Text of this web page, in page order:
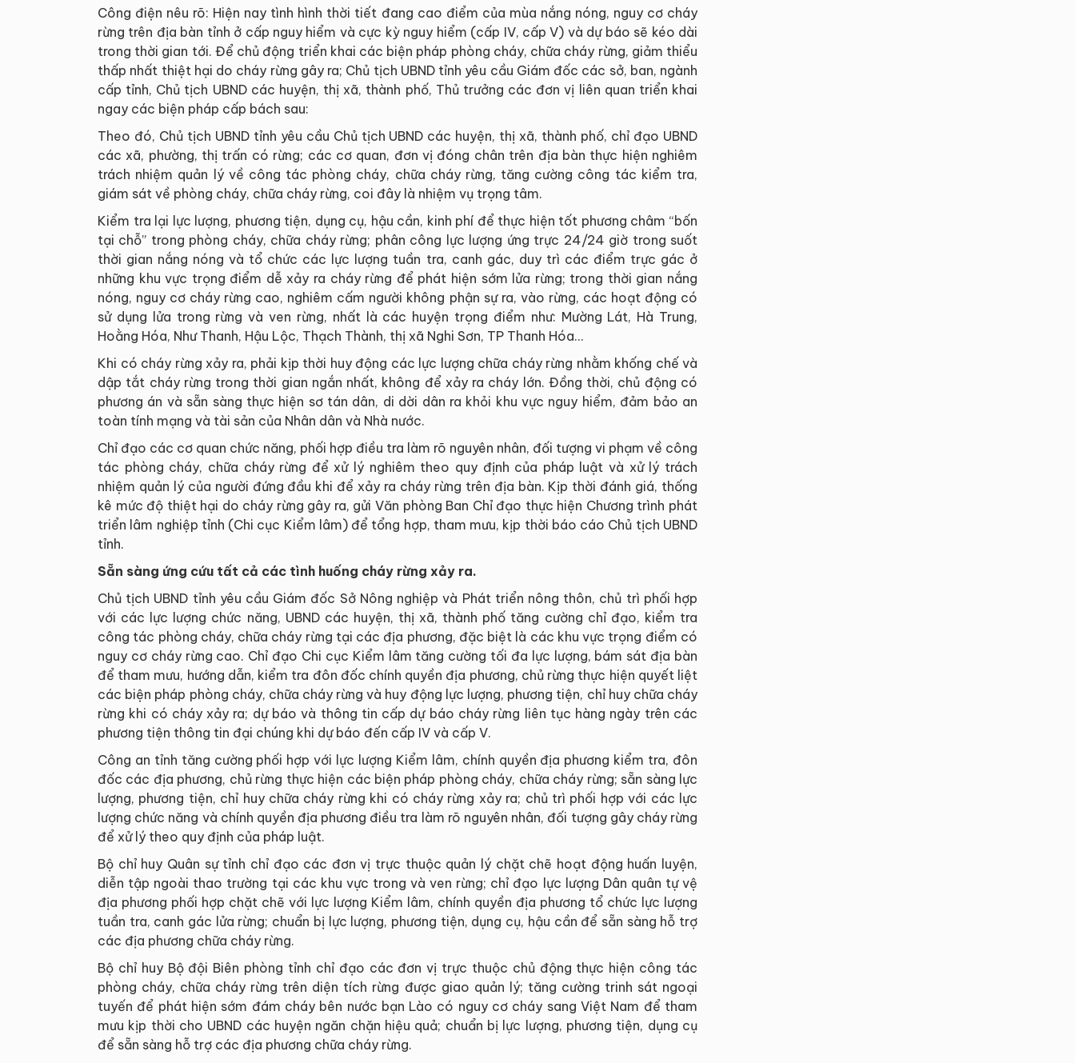
Công điện nêu rõ: Hiện nay tình hình thời tiết đang cao điểm của mùa nắng nóng, nguy cơ cháy
rừng trên địa bàn tỉnh ở cấp nguy hiểm và cực kỳ nguy hiểm (cấp IV, cấp V) và dự báo sẽ kéo dài
trong thời gian tới. Để chủ động triển khai các biện pháp phòng cháy, chữa cháy rừng, giảm thiểu
thấp nhất thiệt hại do cháy rừng gây ra; Chủ tịch UBND tỉnh yêu cầu Giám đốc các sở, ban, ngành
cấp tỉnh, Chủ tịch UBND các huyện, thị xã, thành phố, Thủ trưởng các đơn vị liên quan triển khai
ngay các biện pháp cấp bách sau:
Theo đó, Chủ tịch UBND tỉnh yêu cầu Chủ tịch UBND các huyện, thị xã, thành phố, chỉ đạo UBND
các xã, phường, thị trấn có rừng; các cơ quan, đơn vị đóng chân trên địa bàn thực hiện nghiêm
trách nhiệm quản lý về công tác phòng cháy, chữa cháy rừng, tăng cường công tác kiểm tra,
giám sát về phòng cháy, chữa cháy rừng, coi đây là nhiệm vụ trọng tâm.
Kiểm tra lại lực lượng, phương tiện, dụng cụ, hậu cần, kinh phí để thực hiện tốt phương châm “bốn
tại chỗ” trong phòng cháy, chữa cháy rừng; phân công lực lượng ứng trực 24/24 giờ trong suốt
thời gian nắng nóng và tổ chức các lực lượng tuần tra, canh gác, duy trì các điểm trực gác ở
những khu vực trọng điểm dễ xảy ra cháy rừng để phát hiện sớm lửa rừng; trong thời gian nắng
nóng, nguy cơ cháy rừng cao, nghiêm cấm người không phận sự ra, vào rừng, các hoạt động có
sử dụng lửa trong rừng và ven rừng, nhất là các huyện trọng điểm như: Mường Lát, Hà Trung,
Hoằng Hóa, Như Thanh, Hậu Lộc, Thạch Thành, thị xã Nghi Sơn, TP Thanh Hóa...
Khi có cháy rừng xảy ra, phải kịp thời huy động các lực lượng chữa cháy rừng nhằm khống chế và
dập tắt cháy rừng trong thời gian ngắn nhất, không để xảy ra cháy lớn. Đồng thời, chủ động có
phương án và sẵn sàng thực hiện sơ tán dân, di dời dân ra khỏi khu vực nguy hiểm, đảm bảo an
toàn tính mạng và tài sản của Nhân dân và Nhà nước.
Chỉ đạo các cơ quan chức năng, phối hợp điều tra làm rõ nguyên nhân, đối tượng vi phạm về công
tác phòng cháy, chữa cháy rừng để xử lý nghiêm theo quy định của pháp luật và xử lý trách
nhiệm quản lý của người đứng đầu khi để xảy ra cháy rừng trên địa bàn. Kịp thời đánh giá, thống
kê mức độ thiệt hại do cháy rừng gây ra, gửi Văn phòng Ban Chỉ đạo thực hiện Chương trình phát
triển lâm nghiệp tỉnh (Chi cục Kiểm lâm) để tổng hợp, tham mưu, kịp thời báo cáo Chủ tịch UBND
tỉnh.
Sẵn sàng ứng cứu tất cả các tình huống cháy rừng xảy ra.
Chủ tịch UBND tỉnh yêu cầu Giám đốc Sở Nông nghiệp và Phát triển nông thôn, chủ trì phối hợp
với các lực lượng chức năng, UBND các huyện, thị xã, thành phố tăng cường chỉ đạo, kiểm tra
công tác phòng cháy, chữa cháy rừng tại các địa phương, đặc biệt là các khu vực trọng điểm có
nguy cơ cháy rừng cao. Chỉ đạo Chi cục Kiểm lâm tăng cường tối đa lực lượng, bám sát địa bàn
để tham mưu, hướng dẫn, kiểm tra đôn đốc chính quyền địa phương, chủ rừng thực hiện quyết liệt
các biện pháp phòng cháy, chữa cháy rừng và huy động lực lượng, phương tiện, chỉ huy chữa cháy
rừng khi có cháy xảy ra; dự báo và thông tin cấp dự báo cháy rừng liên tục hàng ngày trên các
phương tiện thông tin đại chúng khi dự báo đến cấp IV và cấp V.
Công an tỉnh tăng cường phối hợp với lực lượng Kiểm lâm, chính quyền địa phương kiểm tra, đôn
đốc các địa phương, chủ rừng thực hiện các biện pháp phòng cháy, chữa cháy rừng; sẵn sàng lực
lượng, phương tiện, chỉ huy chữa cháy rừng khi có cháy rừng xảy ra; chủ trì phối hợp với các lực
lượng chức năng và chính quyền địa phương điều tra làm rõ nguyên nhân, đối tượng gây cháy rừng
để xử lý theo quy định của pháp luật.
Bộ chỉ huy Quân sự tỉnh chỉ đạo các đơn vị trực thuộc quản lý chặt chẽ hoạt động huấn luyện,
diễn tập ngoài thao trường tại các khu vực trong và ven rừng; chỉ đạo lực lượng Dân quân tự vệ
địa phương phối hợp chặt chẽ với lực lượng Kiểm lâm, chính quyền địa phương tổ chức lực lượng
tuần tra, canh gác lửa rừng; chuẩn bị lực lượng, phương tiện, dụng cụ, hậu cần để sẵn sàng hỗ trợ
các địa phương chữa cháy rừng.
Bộ chỉ huy Bộ đội Biên phòng tỉnh chỉ đạo các đơn vị trực thuộc chủ động thực hiện công tác
phòng cháy, chữa cháy rừng trên diện tích rừng được giao quản lý; tăng cường trinh sát ngoại
tuyến để phát hiện sớm đám cháy bên nước bạn Lào có nguy cơ cháy sang Việt Nam để tham
mưu kịp thời cho UBND các huyện ngăn chặn hiệu quả; chuẩn bị lực lượng, phương tiện, dụng cụ
để sẵn sàng hỗ trợ các địa phương chữa cháy rừng.